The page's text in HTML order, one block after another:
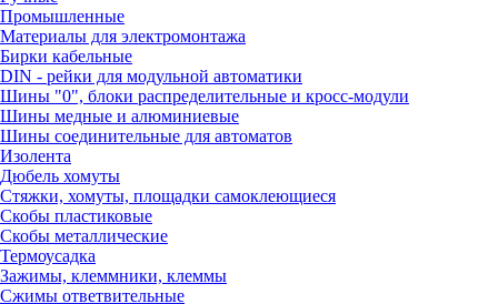
Промышленные
Материалы для электромонтажа
Бирки кабельные
DIN - рейки для модульной автоматики
Шины "0", блоки распределительные и кросс-модули
Шины медные и алюминиевые
Шины соединительные для автоматов
Изолента
Дюбель хомуты
Стяжки, хомуты, площадки самоклеющиеся
Скобы пластиковые
Скобы металлические
Термоусадка
Зажимы, клеммники, клеммы
Сжимы ответвительные